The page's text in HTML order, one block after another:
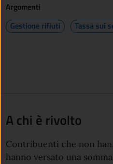
Argomenti
Gestione rifiuti
Tassa sui
A chi è rivolto
Contribuenti che non
hanno versato una